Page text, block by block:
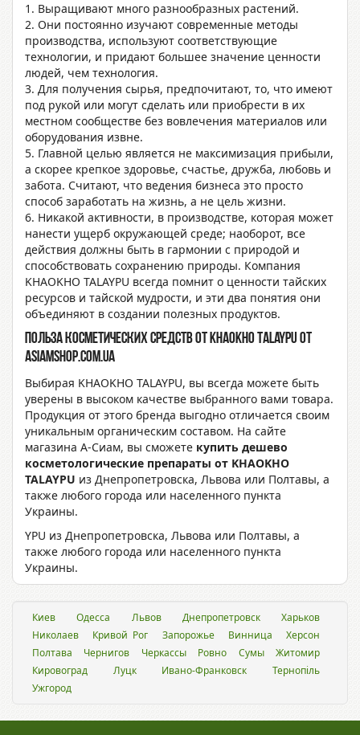
1. Выращивают много разнообразных растений.
2. Они постоянно изучают современные методы
производства, используют соответствующие
технологии, и придают большее значение ценности
людей, чем технология.
3. Для получения сырья, предпочитают, то, что имеют
под рукой или могут сделать или приобрести в их
местном сообществе без вовлечения материалов или
оборудования извне.
5. Главной целью является не максимизация прибыли,
а скорее крепкое здоровье, счастье, дружба, любовь и
забота. Считают, что ведения бизнеса это просто
способ заработать на жизнь, а не цель жизни.
6. Никакой активности, в производстве, которая может
нанести ущерб окружающей среде; наоборот, все
действия должны быть в гармонии с природой и
способствовать сохранению природы. Компания
KHAOKHO TALAYPU всегда помнит о ценности тайских
ресурсов и тайской мудрости, и эти два понятия они
объединяют в создании полезных продуктов.
Польза косметических средствот KHAOKHO TALAYPU от
asiamshop.com.ua
Выбирая KHAOKHO TALAYPU, вы всегда можете быть
уверены в высоком качестве выбранного вами товара.
Продукция от этого бренда выгодно отличается своим
уникальным органическим составом. На сайте
магазина А-Сиам, вы сможете купить дешево
косметологические препараты от KHAOKHO
TALAYPU из Днепропетровска, Львова или Полтавы, а
также любого города или населенного пункта
Украины.
YPU из Днепропетровска, Львова или Полтавы, а
также любого города или населенного пункта
Украины.
Киев Одесса Львов Днепропетровск
Харьков
Николаев
Кривой Рог Запорожье Винница
Херсон
Полтава
Чернигов Черкассы Ровно Сумы
Житомир
Кировоград
Луцк Ивано-Франковск
Тернопіль
Ужгород